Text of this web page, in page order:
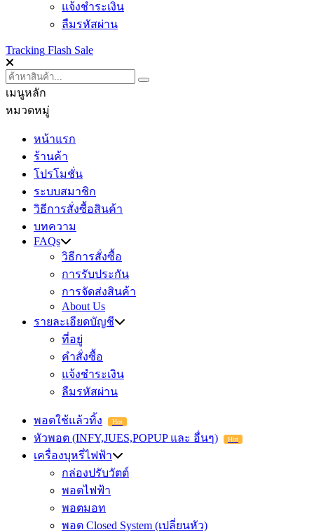
แจ้งชำระเงิน
ลืมรหัสผ่าน
Tracking Flash Sale
เมนูหลัก
หมวดหมู่
หน้าแรก
ร้านค้า
โปรโมชั่น
ระบบสมาชิก
วิธีการสั่งซื้อสินค้า
บทความ
FAQs
วิธีการสั่งซื้อ
การรับประกัน
การจัดส่งสินค้า
About Us
รายละเอียดบัญชี
ที่อยู่
คำสั่งซื้อ
แจ้งชำระเงิน
ลืมรหัสผ่าน
พอตใช้แล้วทิ้ง Hot
หัวพอต (INFY,JUES,POPUP และ อื่นๆ) Hot
เครื่องบุหรี่ไฟฟ้า
กล่องปรับวัตต์
พอตไฟฟ้า
พอตมอท
พอต Closed System (เปลี่ยนหัว)